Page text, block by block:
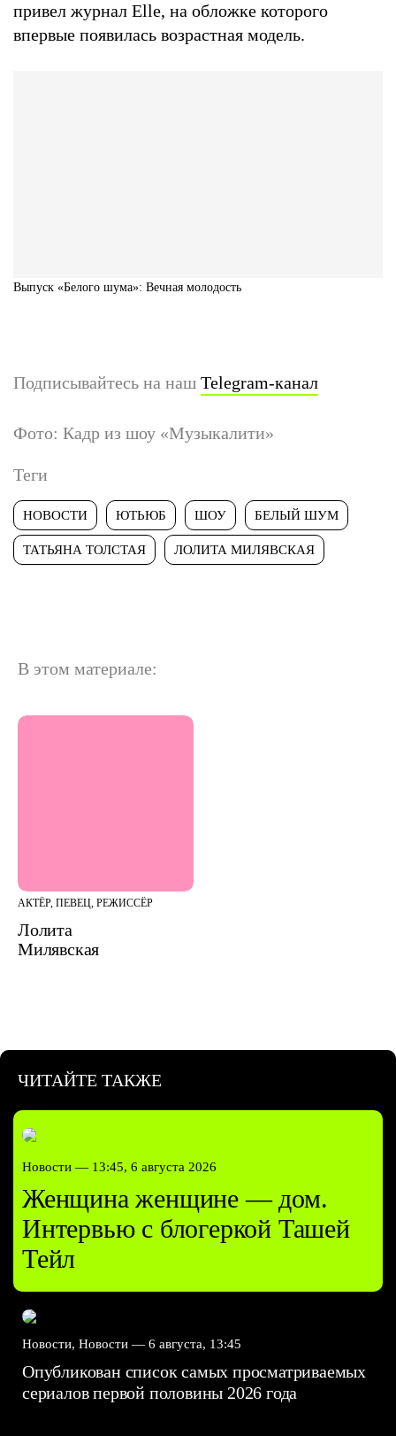
привел журнал Elle, на обложке которого
впервые появилась возрастная модель.
Выпуск «Белого шума»: Вечная молодость
Подписывайтесь на наш Telegram-канал
Фото: Кадр из шоу «Музыкалити»
Теги
НОВОСТИ ЮТЬЮБ ШОУ БЕЛЫЙ ШУМ
ТАТЬЯНА ТОЛСТАЯ ЛОЛИТА МИЛЯВСКАЯ
В этом материале:
АКТЁР, ПЕВЕЦ, РЕЖИССЁР
Лолита
Милявская
ЧИТАЙТЕ ТАКЖЕ
Новости — 13:45, 6 августа 2026
Женщина женщине — дом.
Интервью с блогеркой Ташей
Тейл
Новости, Новости — 6 августа, 13:45
Опубликован список самых просматриваемых
сериалов первой половины 2026 года